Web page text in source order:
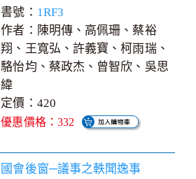
書號： 1RF3
作者：陳明傳、高佩珊、蔡裕
翔、王寬弘、許義寶、柯雨瑞、
駱怡均、蔡政杰、曾智欣、吳思
緯
定價：420
優惠價格：332
國會後窗─議事之軼聞逸事